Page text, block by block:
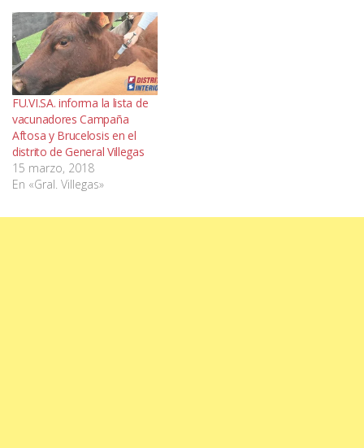
FU.VI.SA. informa la lista de
vacunadores Campaña
Aftosa y Brucelosis en el
distrito de General Villegas
15 marzo, 2018
En «Gral. Villegas»